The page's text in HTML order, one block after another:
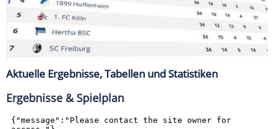
Aktuelle Ergebnisse, Tabellen und Statistiken
Ergebnisse & Spielplan